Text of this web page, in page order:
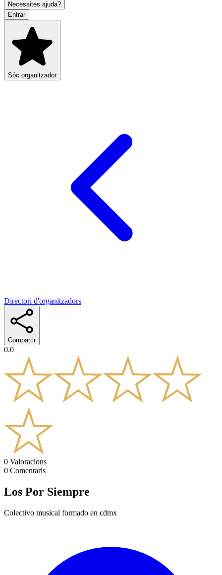
Necessites ajuda?
Entrar
Sóc organitzador
Directori d'organitzadors
Compartir
0.0
0 Valoracions
0 Comentaris
Los Por Siempre
Colectivo musical formado en cdmx